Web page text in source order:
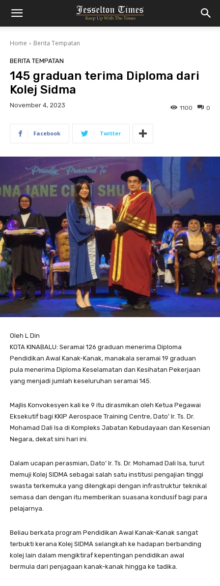
Home Berita Tempatan
BERITA TEMPATAN
145 graduan terima Diploma dari
Kolej Sidma
November 4, 2023 0
1100
Facebook Twitter
Oleh L Din
KOTA KINABALU: Seramai 126 graduan menerima Diploma
Pendidikan Awal Kanak-Kanak, manakala seramai 19 graduan
pula menerima Diploma Keselamatan dan Kesihatan Pekerjaan
yang menjadi jumlah keseluruhan seramai 145.
Majlis Konvokesyen kali ke 9 itu dirasmikan oleh Ketua Pegawai
Eksekutif bagi KKIP Aerospace Training Centre, Dato’ Ir. Ts. Dr.
Mohamad Dali Isa di Kompleks Jabatan Kebudayaan dan Kesenian
Negara, dekat sini hari ini.
Dalam ucapan perasmian, Dato’ Ir. Ts. Dr. Mohamad Dali Isa, turut
memuji Kolej SIDMA sebagai salah satu institusi pengajian tinggi
swasta terkemuka yang dilengkapi dengan infrastruktur teknikal
semasa dan dengan itu memberikan suasana kondusif bagi para
pelajarnya.
Beliau berkata program Pendidikan Awal Kanak-Kanak sangat
terbukti kerana Kolej SIDMA selangkah ke hadapan berbanding
kolej lain dalam mengiktiraf kepentingan pendidikan awal
bermula dari penjagaan kanak-kanak hingga ke tadika.